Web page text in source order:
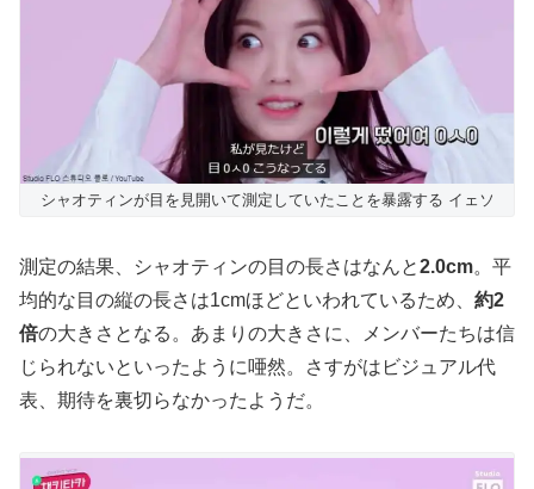
シャオティンが目を見開いて測定していたことを暴露する イェソ
測定の結果、シャオティンの目の長さはなんと2.0cm。平
均的な目の縦の長さは1cmほどといわれているため、 約2
倍の大きさとなる。あまりの大きさに、メンバーたちは信
じられないといったように唖然。さすがはビジュアル代
表、期待を裏切らなかったようだ。